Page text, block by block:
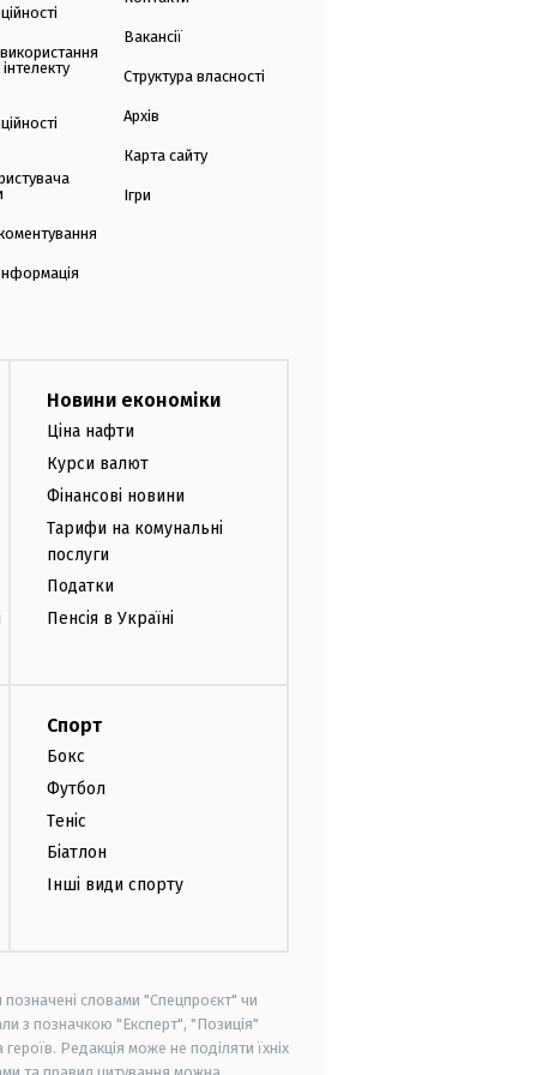
Вакансії
Структура власності
Архів
Карта сайту
Ігри
Новини економіки
Ціна нафти
Курси валют
Фінансові новини
Тарифи на комунальні
послуги
Податки
Пенсія в Україні
Спорт
Бокс
Футбол
Теніс
Біатлон
Інші види спорту
позначені словами "Спецпроєкт" чи
з позначкою "Експерт", "Позиція"
Редакція може не поділяти їхніх